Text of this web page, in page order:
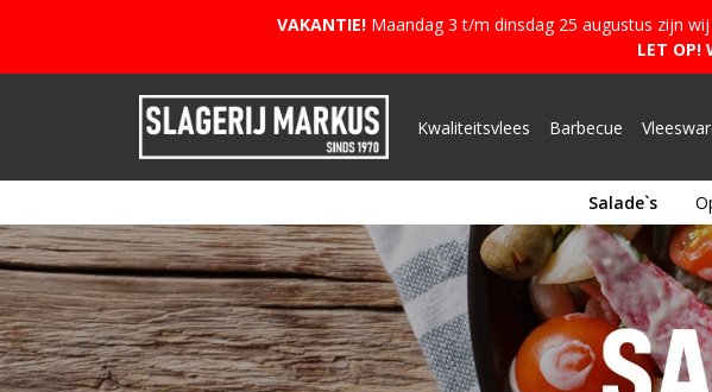
VAKANTIE!Maandag 3 t/m dinsdag 25 augustus zijn
LET
Kwaliteitsvlees Barbecue
Salade`s